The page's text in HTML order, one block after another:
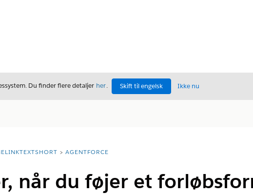
Du finder flere detaljer her. Skift til engelsk Ikke nu
AGENTFORCE
når du føjer et